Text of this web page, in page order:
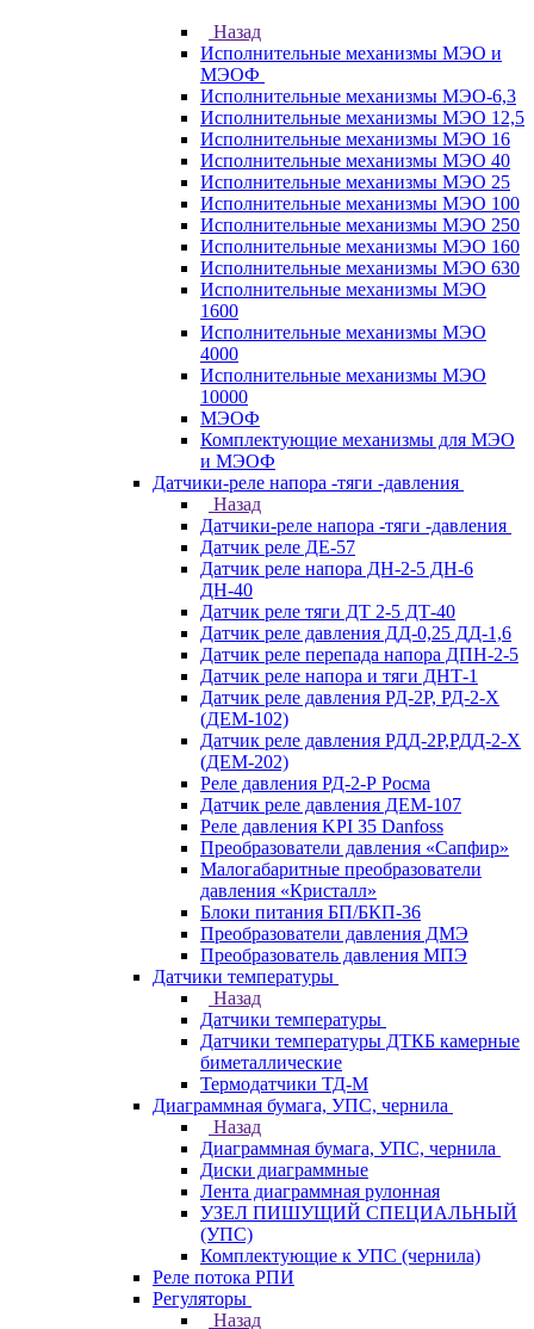
Назад
Исполнительные механизмы МЭО и
МЭОФ
Исполнительные механизмы МЭО-6,3
Исполнительные механизмы МЭО 12,5
Исполнительные механизмы МЭО 16
Исполнительные механизмы МЭО 40
Исполнительные механизмы МЭО 25
Исполнительные механизмы МЭО 100
Исполнительные механизмы МЭО 250
Исполнительные механизмы МЭО 160
Исполнительные механизмы МЭО 630
Исполнительные механизмы МЭО
1600
Исполнительные механизмы МЭО
4000
Исполнительные механизмы МЭО
10000
МЭОФ
Комплектующие механизмы для МЭО
и МЭОФ
Датчики-реле напора -тяги -давления
Назад
Датчики-реле напора -тяги -давления
Датчик реле ДЕ-57
Датчик реле напора ДН-2-5 ДН-6
ДН-40
Датчик реле тяги ДТ 2-5 ДТ-40
Датчик реле давления ДД-0,25 ДД-1,6
Датчик реле перепада напора ДПН-2-5
Датчик реле напора и тяги ДНТ-1
Датчик реле давления РД-2Р, РД-2-Х
(ДЕМ-102)
Датчик реле давления РДД-2Р,РДД-2-Х
(ДЕМ-202)
Реле давления РД-2-Р Росма
Датчик реле давления ДЕМ-107
Реле давления KPI 35 Danfoss
Преобразователи давления «Сапфир»
Малогабаритные преобразователи
давления «Кристалл»
Блоки питания БП/БКП-36
Преобразователи давления ДМЭ
Преобразователь давления МПЭ
Датчики температуры
Назад
Датчики температуры
Датчики температуры ДТКБ камерные
биметаллические
Термодатчики ТД-М
Диаграммная бумага, УПС, чернила
Назад
Диаграммная бумага, УПС, чернила
Диски диаграммные
Лента диаграммная рулонная
УЗЕЛ ПИШУЩИЙ СПЕЦИАЛЬНЫЙ
(УПС)
Комплектующие к УПС (чернила)
Реле потока РПИ
Регуляторы
Назад